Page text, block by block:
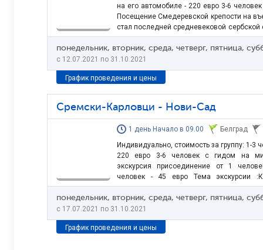
График проведения и цены
на его автомобиле - 220 евро 3-6
Посещение Смедеревской крепости на
стал последней средневековой
веке, основателем которой был
Лазаря. Крепость, общей площадью
окружена водой…
понедельник, вторник, среда, четверг, пятница,
c 12.07.2021 по 31.10.2021
График проведения и цены
Сремски-Карловци - Нови-Сад
1 день Начало в 09.00
Белград
Индивидуально, стоимость за группу: 1-3
220 евро 3-6 человек с гидом на
экскурсия присоединение от 1
человек - 45 евро Тема экскурсии
наследие • Православные
дегустация • Крепости Посещение
Горе (сербский «Святой Афон»).
понедельник, вторник, среда, четверг, пятница,
c 17.07.2021 по 31.10.2021